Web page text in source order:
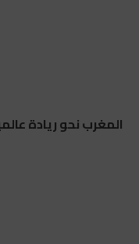
المغرب نحو ريادة